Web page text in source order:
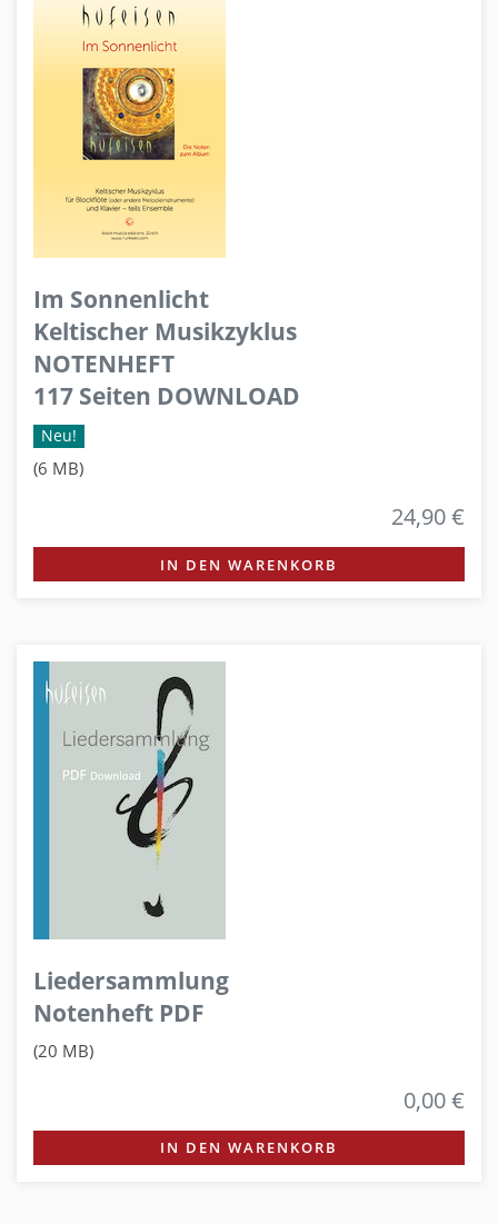
Im Sonnenlicht
Keltischer Musikzyklus
NOTENHEFT
117 Seiten DOWNLOAD
Neu!
(6 MB)
24,90 €
IN DEN WARENKORB
Liedersammlung
Notenheft PDF
(20 MB)
0,00 €
IN DEN WARENKORB